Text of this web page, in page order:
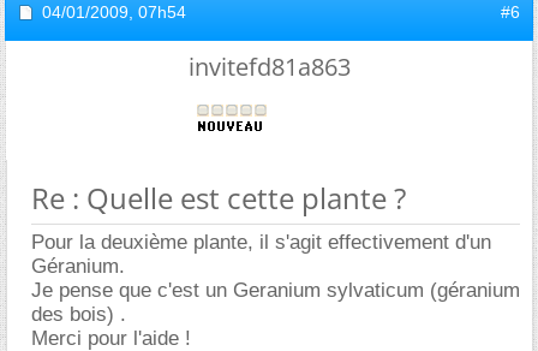
04/01/2009, 07h54 #6
invitefd81a863
Re : Quelle est cette plante ?
Pour la deuxième plante, il s'agit effectivement d'un
Géranium.
Je pense que c'est un Geranium sylvaticum (géranium
des bois) .
Merci pour l'aide !